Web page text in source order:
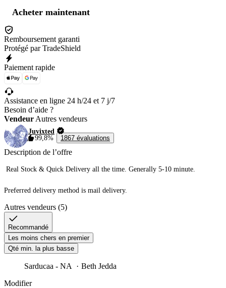
Acheter maintenant
Remboursement garanti
Protégé par TradeShield
Paiement rapide
Assistance en ligne 24 h/24 et 7 j/7
Besoin d’aide ?
Vendeur Autres vendeurs
Juvixted
99,8%
1867 évaluations
Description de l’offre
Real Stock & Quick Delivery all the time. Generally 5-10 minute.
Autres vendeurs (5)
Recommandé
Les moins chers en premier
Qté min. la plus basse
Sarducaa - NA
Beth Jedda
Modifier